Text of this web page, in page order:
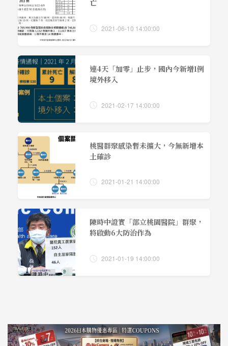
亡
2021-06-10 14:00:00
連4天「加零」止步，國內今新增1例
境外移入
2021-02-17 14:00:00
桃醫群聚感染暫未擴大，今無新增本
土確診
2021-01-21 14:00:00
陳時中證實「部立桃園醫院」群聚，
將啟動6大防治作為
2021-01-19 14:00:00